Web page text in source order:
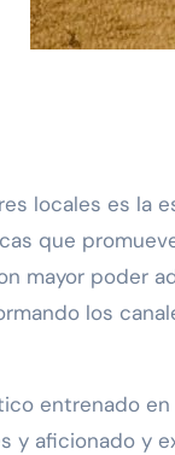
locales es la
que
mayor poder
los
entrenado
y aficionado y